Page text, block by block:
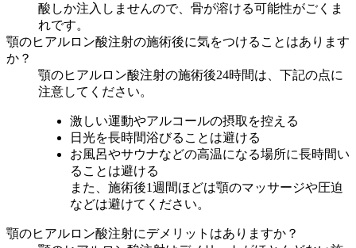
酸しか注入しませんので、骨が溶ける可能性がごくま
れです。
顎のヒアルロン酸注射の施術後に気をつけることはあります
か？
顎のヒアルロン酸注射の施術後24時間は、下記の点に
注意してください。
激しい運動やアルコールの摂取を控える
日光を長時間浴びることは避ける
お風呂やサウナなどの高温になる場所に長時間い
ることは避ける
また、施術後1週間ほどは顎のマッサージや圧迫
などは避けてください。
顎のヒアルロン酸注射にデメリットはありますか？